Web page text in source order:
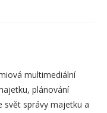
multimediální
plánování
svět správy majetku a